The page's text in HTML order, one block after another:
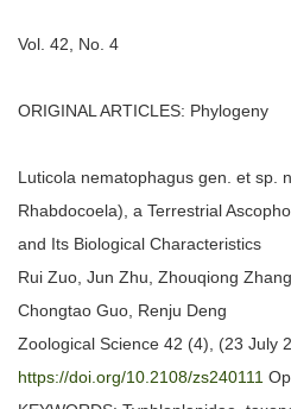
Vol. 42, No. 4
ORIGINAL ARTICLES: Phylogeny
Luticola nematophagus gen. et sp.
Rhabdocoela), a Terrestrial
and Its Biological Characteristics
Rui Zuo, Jun Zhu, Zhouqiong
Chongtao Guo, Renju Deng
Zoological Science 42 (4), (23 July
https://doi.org/10.2108/zs240111